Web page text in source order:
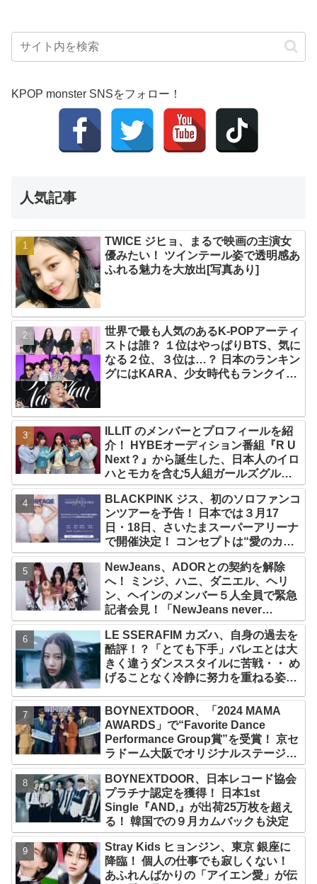
KPOP monster SNSをフォロー！
人気記事
TWICE ジヒョ、まるで映画の主演女
優みたい！ ツインテール姿で透明感あ
ふれる魅力を大放出[写真あり]
世界で最も人気のあるK-POPアーティ
ストは誰？ １位はやっぱりBTS、気に
なる２位、３位は…？ 日本のランキン
グにはKARA、少女時代もランクイ
ILLIT のメンバーとプロフィールを紹
介！ HYBEオーディション番組『R U
Next？』から誕生した、日本人のイロ
ハとモカを含む5人組ガールズグルー
プ！ デビュー曲「Magnetic」がいき
なりの大ヒット
BLACKPINK ジス、初のソロファンコ
ンツアーを予告！ 日本では３月17
日・18日、さいたまスーパーアリーナ
で開催決定！ コンセプトは“愛のカケ
ラ”！？ 14日には新アルバム
『AMORTAGE』もリリース
NewJeans、ADORとの契約を解除
へ！ ミンジ、ハニ、ダニエル、ヘリ
ン、ヘインのメンバー５人全員で緊急
記者会見！「NewJeans never
dies!」と微笑みの宣言！ ADOR側、
2029年まで契約有効と主張
LE SSERAFIM カズハ、自身の過去を
酷評！？「とても下手」バレエとは大
きく違うダンススタイルに苦戦・・ め
げることなく冷静に努力を重ねる姿に
BOYNEXTDOOR、「2024 MAMA
AWARDS」で“Favorite Dance
Performance Group賞”を受賞！ 京セ
ラドーム大阪でオリジナルステージパ
フォーマンス披露！ 卒業パーティーを
コンセプトにスーツで魅了【動画あ
り】
BOYNEXTDOOR、日本レコード協会
プラチナ認定を獲得！ 日本1st
Single『AND,』が出荷25万枚を超え
る！ 韓国での９月カムバックも決定
Stray Kids ヒョンジン、東京 銀座に
降臨！ 個人の仕事でも寂しくない！
あふれんばかりの「アイエン愛」が伝